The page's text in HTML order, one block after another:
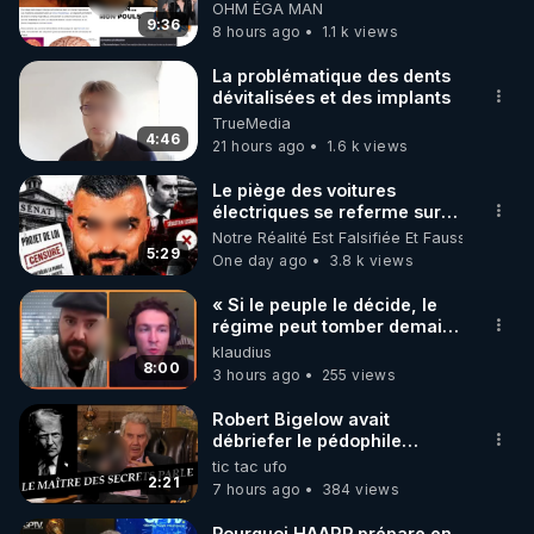
https://www.instagram.com/rdlr_thierrycasasnovas/
http://rgnr.li/instagram
🌱 LA NEWSLETTER
Pour ne pas rater l’actualité RGNR (stages,
http://rgnr.li/news
🌱 VIDÉOS NON CENSURÉES SUR ODYSEE
Toutes les vidéos Youtube sont aussi sur la
http://rgnr.li/odysee
🌱 LES STAGES EN PRÉSENTIEL
http://rgnr.li/stages
9:36
ondes ils ont juste omis de
t'expliquer
OHM ÉGA MAN
8 hours ago
1.1 k views
4:46
La problématique des dents
dévitalisées et des implants
TrueMedia
21 hours ago
1.6 k views
5:29
Le piège des voitures
électriques se referme sur
les usagers !
Notre Réalité Est Falsifiée Et Fausse
One day ago
3.8 k views
8:00
« Si le peuple le décide, le
régime peut tomber demain !
»
klaudius
3 hours ago
255 views
2:21
Robert Bigelow avait
débriefer le pédophile
génocidaire de donald j
trump
tic tac ufo
7 hours ago
384 views